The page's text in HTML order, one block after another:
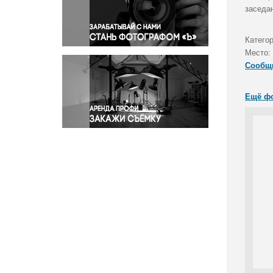
Правосудие
Происшествия и конфликты
Религия
Светская жизнь
Спорт
Экология
Экономика и бизнес
Место:
Ещё